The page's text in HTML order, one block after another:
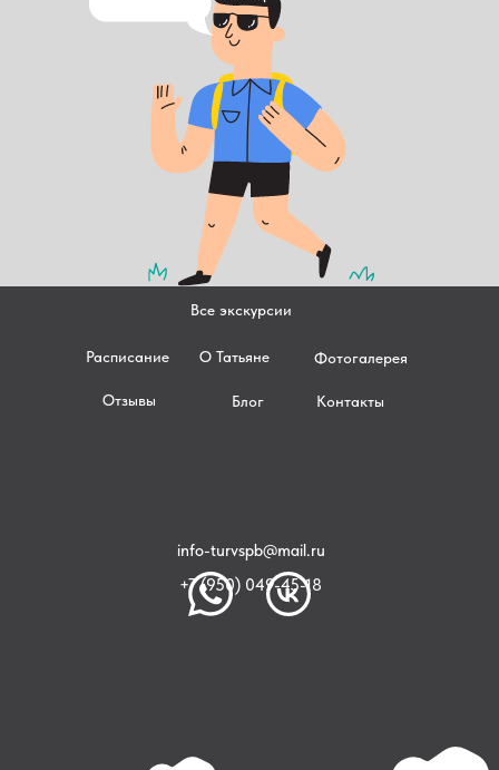
+7 (950) 049-45-18
info-turvspb@mail.ru
О Татьяне Фотогалерея
Отзывы Контакты
Расписание
Блог
Все экскурсии